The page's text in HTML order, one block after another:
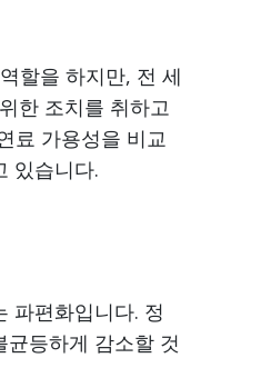
할을 하지만, 전 세
한 조치를 취하고
료 가용성을 비교
있습니다.
파편화입니다. 정
등하게 감소할 것